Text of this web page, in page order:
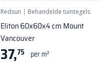
Redsun | Behandelde tuintegels
Eliton 60x60x4 cm Mount
Vancouver
37,75 per m²